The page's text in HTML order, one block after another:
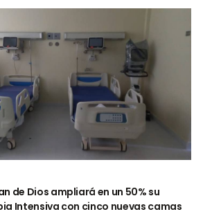
de Dios ampliará en un 50% su
Intensiva con cinco nuevas camas